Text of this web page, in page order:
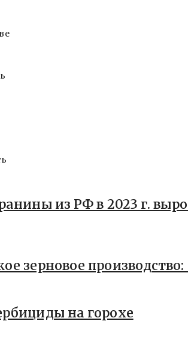
из РФ в 2023 г.
зерновое
на горохе